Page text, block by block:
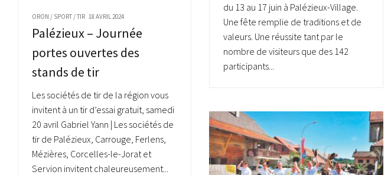
du 13 au 17 juin à Palézieux-Village.
Une fête remplie de traditions et de
valeurs. Une réussite tant par le
nombre de visiteurs que des 142
participants...
ORON / SPORT /TIR 18 AVRIL 2024
Palézieux – Journée
portes ouvertes des
stands de tir
Les sociétés de tir de la région vous
invitent à un tir d’essai gratuit, samedi
20 avril Gabriel Yann | Les sociétés de
tir de Palézieux, Carrouge, Ferlens,
Mézières, Corcelles-le-Jorat et
Servion invitent chaleureusement...